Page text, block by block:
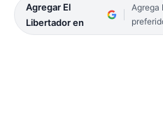
Agregar El
Libertador en
Agrega